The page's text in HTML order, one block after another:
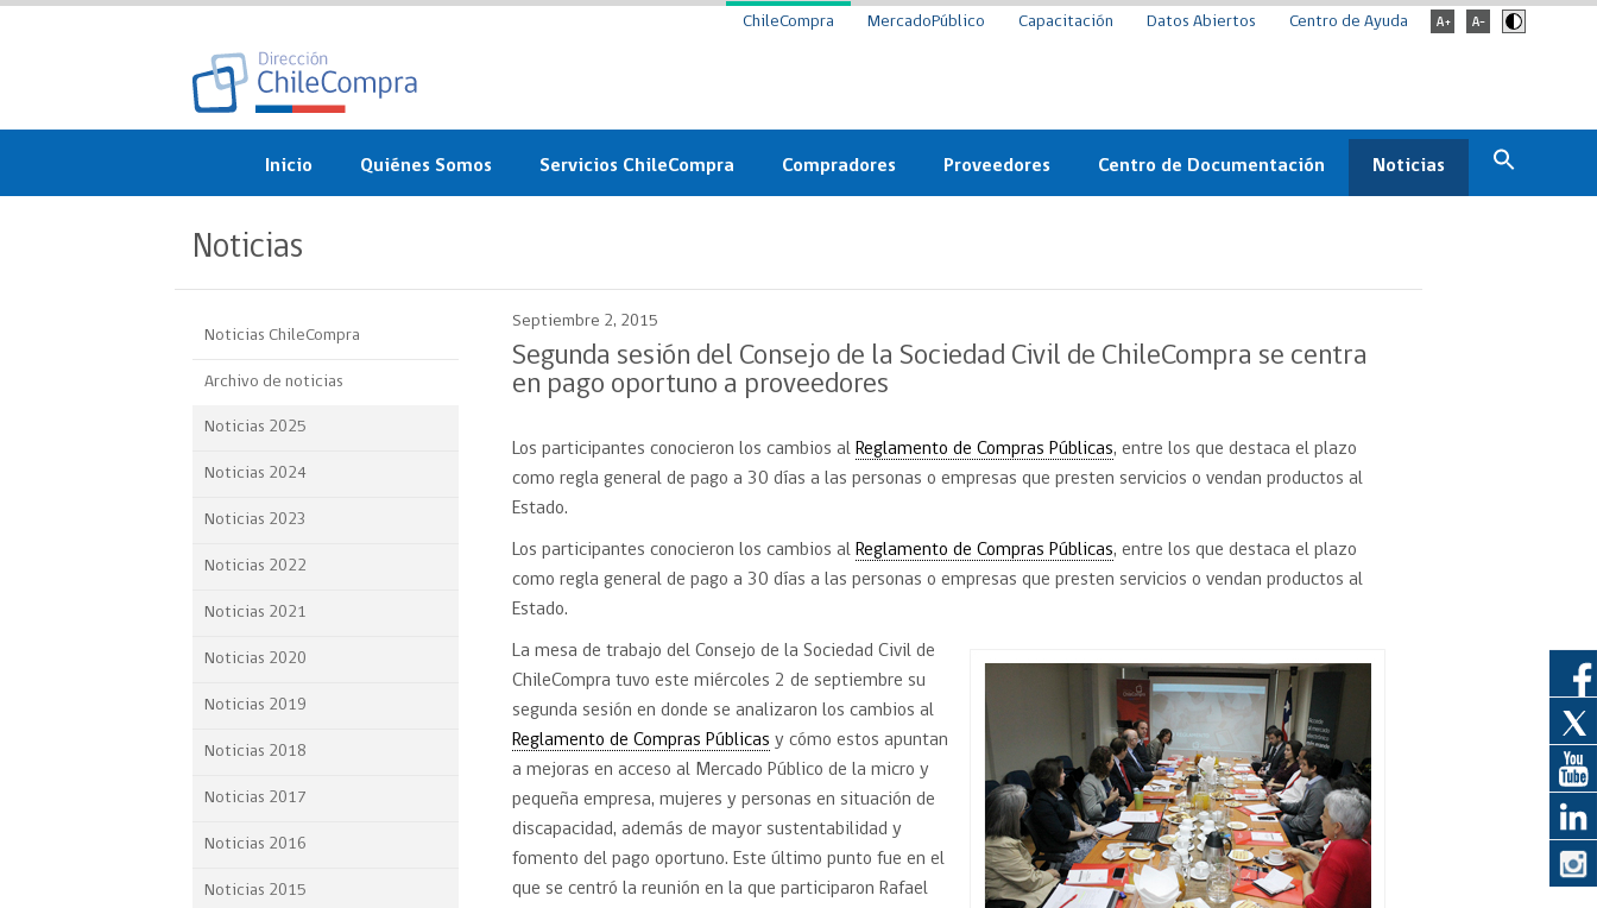
ChileCompra MercadoPúblico Capacitación Datos Abiertos Centro de Ayuda
Inicio Quiénes Somos
objetivos
Organigrama
Participación Ciudadana
Reportes Ley de Inclusión
Sé parte de nuestro equipo
Servicios ChileCompra
ChileCompra
Eficiencia
Capacitación ChileCompra:
Certificación competencias
Asesorías estratégicas
Datos Abiertos
API de Mercado Público
Ciberseguridad
Emergencias
Compradores
Circular
Compra Ágil
Tipos de Licitaciones
Bases Tipo de Licitación
Trato directo
Compra Pública de
Gestión de Contratos
Compras públicas con
perspectiva de género
Proveedores
Convenio Marco
Subasta inversa
Requisitos para obtener el
Centro de Documentación Noticias
Archivo de noticias
Boletines
ChileCompra
Noticias
Noticias ChileCompra
Archivo de noticias
Noticias 2025
Noticias 2024
Noticias 2023
Noticias 2022
Noticias 2021
Noticias 2020
Noticias 2019
Noticias 2018
Noticias 2017
Noticias 2016
Noticias 2015
Septiembre 2, 2015
Segunda sesión del Consejo de la Sociedad Civil de ChileCompra se centra
en pago oportuno a proveedores
Los participantes conocieron los cambios al Reglamento de Compras Públicas, entre los que destaca el plazo
como regla general de pago a 30 días a las personas o empresas que presten servicios o vendan productos al
Estado.
Los participantes conocieron los cambios al Reglamento de Compras Públicas, entre los que destaca el plazo
como regla general de pago a 30 días a las personas o empresas que presten servicios o vendan productos al
Estado.
La mesa de trabajo del Consejo de la Sociedad Civil de
ChileCompra tuvo este miércoles 2 de septiembre su
segunda sesión en donde se analizaron los cambios al
Reglamento de Compras Públicas y cómo estos apuntan
a mejoras en acceso al Mercado Público de la micro y
pequeña empresa, mujeres y personas en situación de
discapacidad, además de mayor sustentabilidad y
fomento del pago oportuno. Este último punto fue en el
que se centró la reunión en la que participaron Rafael